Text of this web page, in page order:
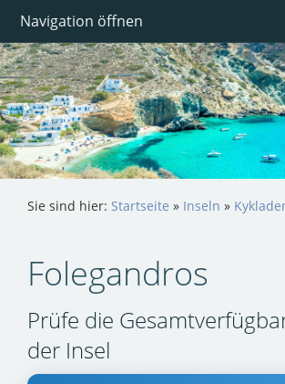
Navigation öffnen
Sie sind hier: Startseite » Inseln »
Folegandros
Prüfe die
der Insel